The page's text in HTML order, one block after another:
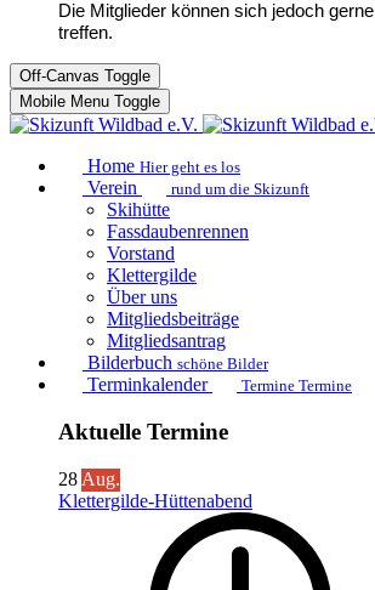
Die Mitglieder können sich jedoch gerne
treffen.
Off-Canvas Toggle
Mobile Menu Toggle
Home Hier geht es los
Verein rund um die Skizunft
Skihütte
Fassdaubenrennen
Vorstand
Klettergilde
Über uns
Mitgliedsbeiträge
Mitgliedsantrag
Bilderbuch schöne Bilder
Terminkalender Termine Termine
Aktuelle Termine
28 Aug.
Klettergilde-Hüttenabend